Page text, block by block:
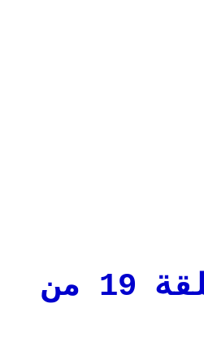
حلقات المسلسل سوبر ماركيت – حلقة 19 من